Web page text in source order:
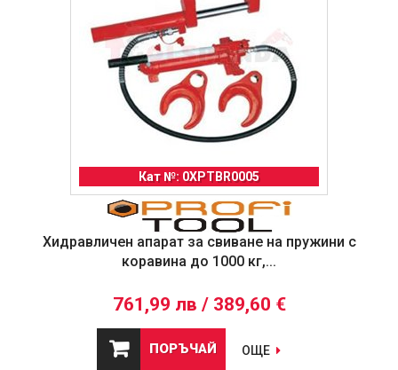
Кат №: 0XPTBR0005
Хидравличен апарат за свиване на пружини с
коравина до 1000 кг,...
761,99 лв / 389,60 €
ПОРЪЧАЙ ОЩЕ